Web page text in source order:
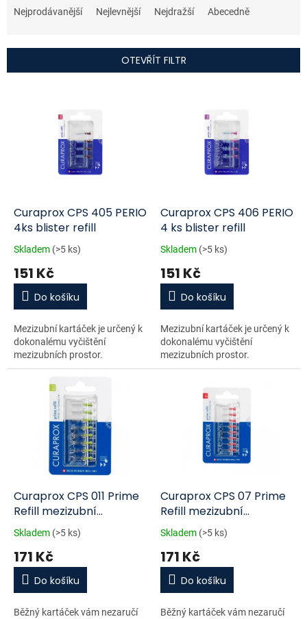
a
í
Nejprodávanější Nejlevnější Nejdražší Abecedně
OTEVŘÍT FILTR
dCuraprox CPS 405 PERIO
4ks blister refill
Skladem (>5 ks)
151 Kč
Do košíku
Mezizubní kartáček je určený k
dokonalému vyčištění
mezizubních prostor.
Curaprox CPS 406 PERIO
4 ks blister refill
Skladem (>5 ks)
151 Kč
Do košíku
Mezizubní kartáček je určený k
dokonalému vyčištění
mezizubních prostor.
Curaprox CPS 011 Prime
Refill mezizubní
kartáčky 8 ks blistr
Skladem (>5 ks)
171 Kč
Do košíku
Běžný kartáček vám nezaručí
Curaprox CPS 07 Prime
Refill mezizubní
kartáčky 8 ks blistr
Skladem (>5 ks)
171 Kč
Do košíku
Běžný kartáček vám nezaručí